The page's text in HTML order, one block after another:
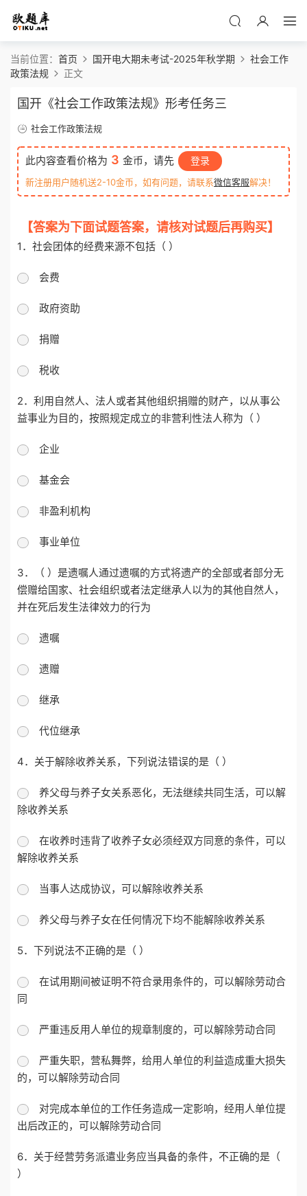
当前位置： 首页 国开电大期未考试-2025年秋学期
社会工作
政策法规
正文
国开《社会工作政策法规》形考任务三
社会工作政策法规
此内容查看价格为 3 金币，请先 登录
新注册用户随机送2-10金币，如有问题，请联系微信客服解决！
【答案为下面试题答案，请核对试题后再购买】
1．社会团体的经费来源不包括（ ）
会费
政府资助
捐赠
税收
2．利用自然人、法人或者其他组织捐赠的财产，以从事公
益事业为目的，按照规定成立的非营利性法人称为（ ）
企业
基金会
非盈利机构
事业单位
3．（ ）是遗嘱人通过遗嘱的方式将遗产的全部或者部分无
偿赠给国家、社会组织或者法定继承人以为的其他自然人，
并在死后发生法律效力的行为
遗嘱
遗赠
继承
代位继承
4．关于解除收养关系，下列说法错误的是（ ）
养父母与养子女关系恶化，无法继续共同生活，可以解
除收养关系
在收养时违背了收养子女必须经双方同意的条件，可以
解除收养关系
当事人达成协议，可以解除收养关系
养父母与养子女在任何情况下均不能解除收养关系
5．下列说法不正确的是（ ）
在试用期间被证明不符合录用条件的，可以解除劳动合
同
严重违反用人单位的规章制度的，可以解除劳动合同
严重失职，营私舞弊，给用人单位的利益造成重大损失
的，可以解除劳动合同
对完成本单位的工作任务造成一定影响，经用人单位提
出后改正的，可以解除劳动合同
6．关于经营劳务派遣业务应当具备的条件，不正确的是（
）